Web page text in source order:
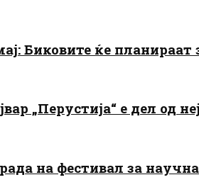
Биковите ќе
„Перустија“ е дел од
на фестивал за